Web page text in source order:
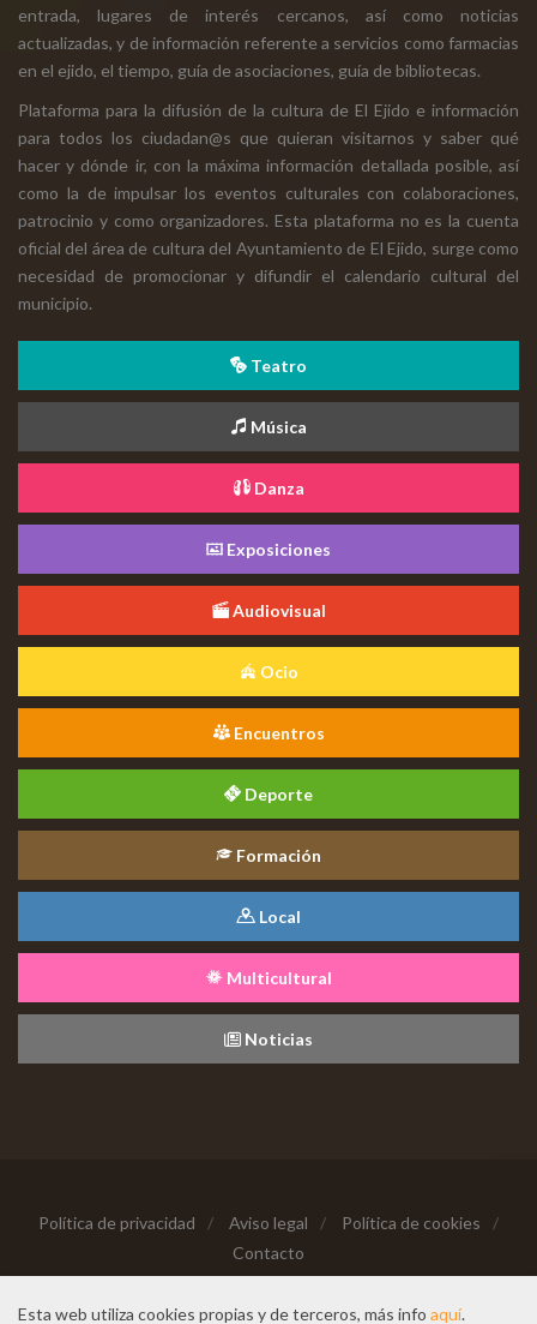
entrada, lugares de interés cercanos, así como noticias
actualizadas, y de información referente a servicios como farmacias
en el ejido, el tiempo, guía de asociaciones, guía de bibliotecas.
Plataforma para la difusión de la cultura de El Ejido e información
para todos los ciudadan@s que quieran visitarnos y saber qué
hacer y dónde ir, con la máxima información detallada posible, así
como la de impulsar los eventos culturales con colaboraciones,
patrocinio y como organizadores. Esta plataforma no es la cuenta
oficial del área de cultura del Ayuntamiento de El Ejido, surge como
necesidad de promocionar y difundir el calendario cultural del
municipio.
Teatro
Música
Danza
Exposiciones
Audiovisual
Ocio
Encuentros
Deporte
Formación
Local
Multicultural
Noticias
Política de privacidad / Aviso legal / Política de cookies
/
Contacto
Esta web utiliza cookies propias y de terceros, más info aquí.